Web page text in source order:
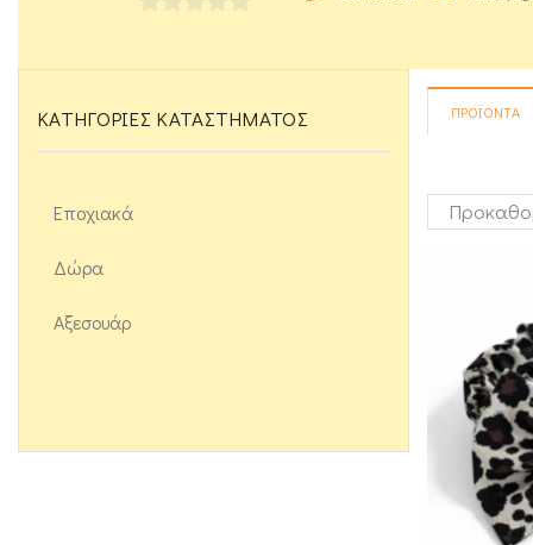
5
ΚΑΤΗΓΟΡΊΕΣ ΚΑΤΑΣΤΉΜΑΤΟΣ
Εποχιακά
Δώρα
Αξεσουάρ
ΠΡΟΪΌΝΤΑ